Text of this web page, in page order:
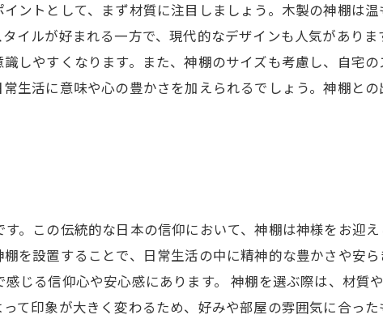
ントとして、まず材質に注目しましょう。木製の神棚は
イルが好まれる一方で、現代的なデザインも人気があり
しやすくなります。また、神棚のサイズも考慮し、自宅
生活に意味や心の豊かさを加えられるでしょう。神棚と
。この伝統的な日本の信仰において、神棚は神様をお迎
を設置することで、日常生活の中に精神的な豊かさや安
じる信仰心や安心感にあります。 神棚を選ぶ際は、材質
て印象が大きく変わるため、好みや部屋の雰囲気に合った